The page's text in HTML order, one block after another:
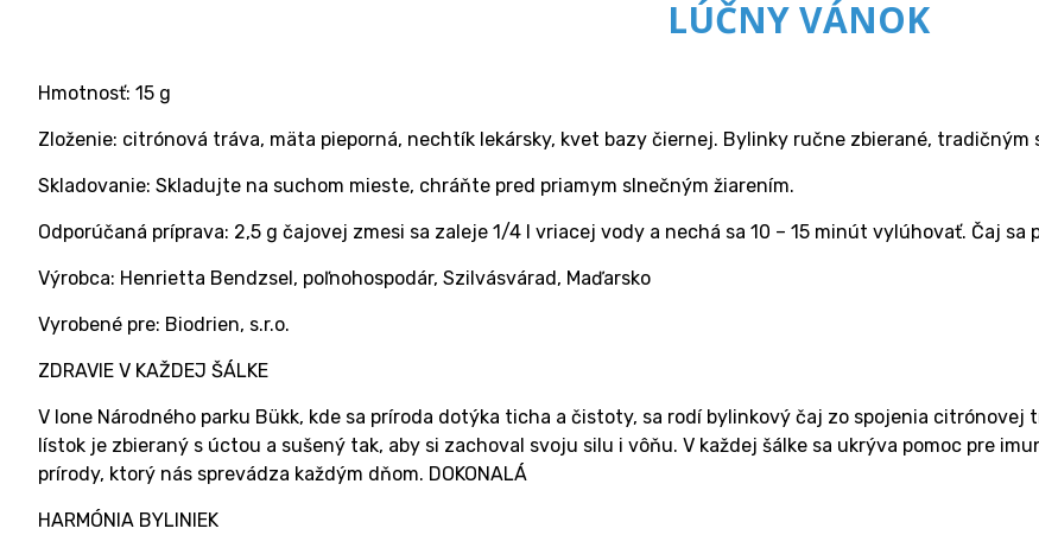
LÚČNY VÁNOK
Hmotnosť: 15 g
Zloženie: citrónová tráva, mäta pieporná, nechtík lekársky, kvet bazy čiernej. Bylinky ručne zbierané,
Skladovanie: Skladujte na suchom mieste, chráňte pred priamym slnečným žiarením.
Odporúčaná príprava: 2,5 g čajovej zmesi sa zaleje 1/4 l vriacej vody a nechá sa 10 – 15 minút vylúhovať. Čaj sa
Výrobca: Henrietta Bendzsel, poľnohospodár, Szilvásvárad, Maďarsko
Vyrobené pre: Biodrien, s.r.o.
ZDRAVIE V KAŽDEJ ŠÁLKE
V lone Národného parku Bükk, kde sa príroda dotýka ticha a čistoty, sa rodí bylinkový čaj zo spojenia
lístok je zbieraný s úctou a sušený tak, aby si zachoval svoju silu i vôňu. V každej šálke sa ukrýva pomoc pre
prírody, ktorý nás sprevádza každým dňom. DOKONALÁ
HARMÓNIA BYLINIEK